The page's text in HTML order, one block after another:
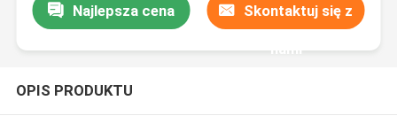
Najlepsza cena Skontaktuj się z
nami
OPIS PRODUKTU